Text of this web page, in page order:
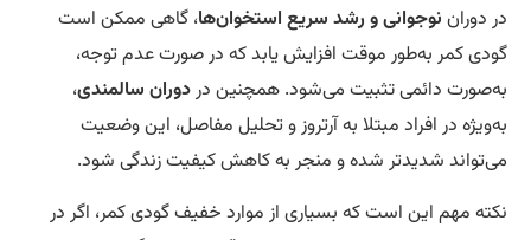
دوراننوجوانی و رشد سریع استخوان‌ها، گاهی ممکن است
کمر به‌طور موقت افزایش یابد که در صورت عدم توجه،
دائمی تثبیت می‌شود. همچنین دردوران سالمندی،
در افراد مبتلا به آرتروز و تحلیل مفاصل، این وضعیت
شدیدتر شده و منجر به کاهش کیفیت زندگی شود.
مهم این است که بسیاری از موارد خفیف گودی کمر، اگر در